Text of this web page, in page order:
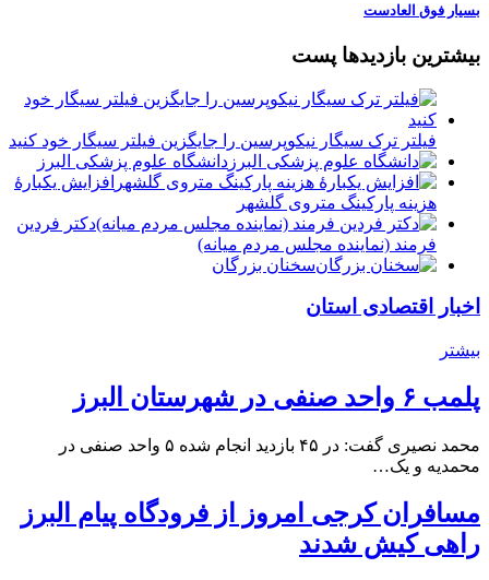
بسیار فوق العادست
بیشترین بازدیدها پست
فیلتر ترک سیگار نیکوپرسین را جایگزین فیلتر سیگار خود کنید
دانشگاه علوم پزشکی البرز
افزایش یکبارۀ
هزینه پارکینگ متروی گلشهر
دكتر فردين
فرمند (نماينده مجلس مردم میانه)
سخنان بزرگان
اخبار اقتصادی استان
بیشتر
پلمب ۶ واحد صنفی در شهرستان البرز
محمد نصیری گفت: در ۴۵ بازدید انجام شده ۵ واحد صنفی در
محمدیه و یک…
مسافران کرجی امروز از فرودگاه پیام البرز
راهی کیش شدند